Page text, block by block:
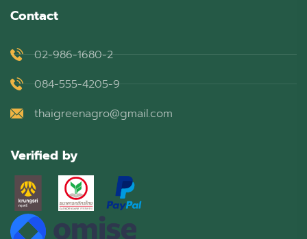
Contact
02-986-1680-2
084-555-4205-9
thaigreenagro@gmail.com
Verified by